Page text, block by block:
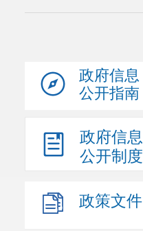
政府信息
公开指南
政府信息
公开制度
政策文件